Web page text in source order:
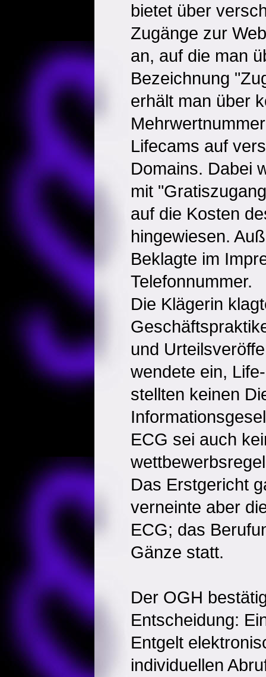
bietet über
Zugänge zur
an, auf die man
Bezeichnung
erhält man über
Lifecams auf
Domains. Dabei
mit
auf die Kosten
hingewiesen.
Beklagte im
Telefonnummer.
Die Klägerin
und
wendete ein,
stellten keinen
ECG sei auch
Das Erstgericht
verneinte aber
ECG; das
Gänze statt.
Der OGH
Entscheidung:
Entgelt
individuellen